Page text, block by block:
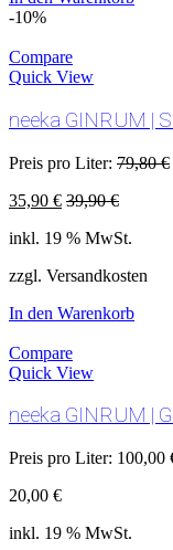
-10%
Compare
Quick View
neeka GINRUM |
Preis pro Liter: 79,80€
35,90 € 39,90€
inkl. 19 % MwSt.
zzgl. Versandkosten
In den Warenkorb
Compare
Quick View
neeka GINRUM |
Preis pro Liter: 100,00
20,00 €
inkl. 19 % MwSt.